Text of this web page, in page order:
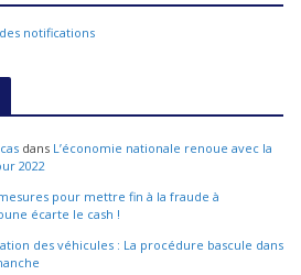
notifications
dans L’économie nationale renoue avec la
2022
pour mettre fin à la fraude à
écarte le cash !
des véhicules : La procédure bascule dans